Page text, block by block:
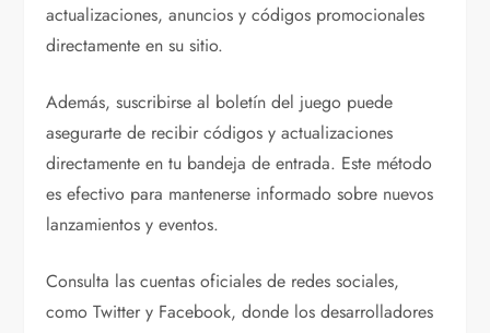
actualizaciones, anuncios y códigos promocionales
directamente en su sitio.
Además, suscribirse al boletín del juego puede
asegurarte de recibir códigos y actualizaciones
directamente en tu bandeja de entrada. Este método
es efectivo para mantenerse informado sobre nuevos
lanzamientos y eventos.
Consulta las cuentas oficiales de redes sociales,
como Twitter y Facebook, donde los desarrolladores